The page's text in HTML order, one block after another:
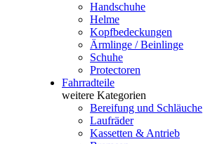
Handschuhe
Helme
Kopfbedeckungen
Ärmlinge / Beinlinge
Schuhe
Protectoren
Fahrradteile
weitere Kategorien
Bereifung und Schläuche
Laufräder
Kassetten & Antrieb